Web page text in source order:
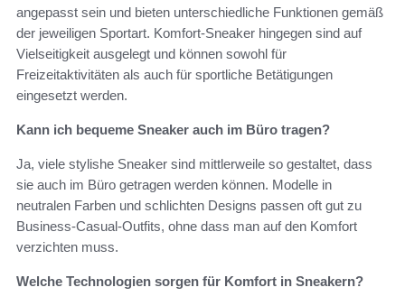
angepasst sein und bieten unterschiedliche Funktionen gemäß
der jeweiligen Sportart. Komfort-Sneaker hingegen sind auf
Vielseitigkeit ausgelegt und können sowohl für
Freizeitaktivitäten als auch für sportliche Betätigungen
eingesetzt werden.
Kann ich bequeme Sneaker auch im Büro tragen?
Ja, viele stylishe Sneaker sind mittlerweile so gestaltet, dass
sie auch im Büro getragen werden können. Modelle in
neutralen Farben und schlichten Designs passen oft gut zu
Business-Casual-Outfits, ohne dass man auf den Komfort
verzichten muss.
Welche Technologien sorgen für Komfort in Sneakern?